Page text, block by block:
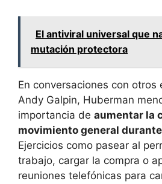
El antiviral universal que
mutación protectora
En conversaciones con otros
Andy Galpin, Huberman
importancia de aumentar la
movimiento general
Ejercicios como pasear al
trabajo, cargar la compra o
reuniones telefónicas para